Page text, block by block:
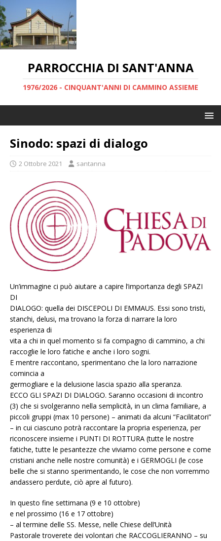
PARROCCHIA DI SANT'ANNA
1976/2026 - CINQUANT'ANNI DI CAMMINO ASSIEME
Sinodo: spazi di dialogo
2 Ottobre 2021 santanna
Un’immagine ci può aiutare a capire l’importanza degli SPAZI
DI
DIALOGO: quella dei DISCEPOLI DI EMMAUS. Essi sonotristi,
stanchi, delusi, ma trovano la forza di narrare la loro
esperienza di
vita a chi in quel momento si fa compagno di cammino, a chi
raccoglie le loro fatiche e anche i loro sogni.
E mentre raccontano, sperimentano che la loro narrazione
comincia a
germogliare e la delusione lascia spazio alla speranza.
ECCO GLI SPAZI DI DIALOGO. Saranno occasioni di incontro
(3) che si svolgeranno nella semplicità, in un clima familiare, a
piccoli gruppi (max 10 persone) – animati da alcuni “Facilitatori”
– in cui ciascuno potrà raccontare la propria esperienza, per
riconoscere insieme i PUNTI DI ROTTURA (tutte le nostre
fatiche, tutte le pesantezze che viviamo come persone e come
cristiani anche nelle nostre comunità) e i GERMOGLI (le cose
belle che si stanno sperimentando, le cose che non vorremmo
andassero perdute, ciò apre al futuro).
In questo fine settimana (9 e 10 ottobre)
e nel prossimo (16 e 17 ottobre)
– al termine delle SS. Messe, nelle Chiese dell’Unità
Pastoraletroverete dei volontari che RACCOGLIERANNO – su